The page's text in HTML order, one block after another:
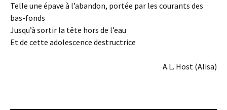
Telle une épave à l’abandon, portée par les courants des
bas-fonds
Jusqu’à sortir la tête hors de l’eau
Et de cette adolescence destructrice
A.L. Host (Alisa)